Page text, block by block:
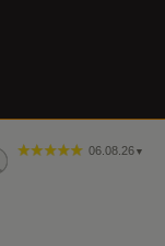
06.08.26 ▼